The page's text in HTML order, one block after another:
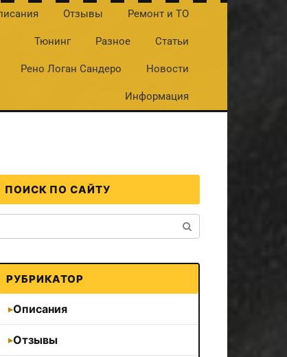
Отзывы Ремонт и ТО
Тюнинг Разное Статьи
Рено Логан Сандеро Новости
Информация
ПОИСК ПО САЙТУ
РУБРИКАТОР
Описания
Отзывы